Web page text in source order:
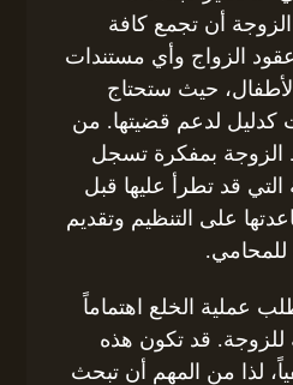
أن تجمع كافة
عقود الزواج وأي مستندات
حيث ستحتاج
كدليل لدعم قضيتها. من
الزوجة بمفكرة تسجل
التي قد تطرأ عليها قبل
على التنظيم وتقديم
عملية الخلع اهتماماً
للزوجة. قد تكون هذه
لذا من المهم أن تبحث